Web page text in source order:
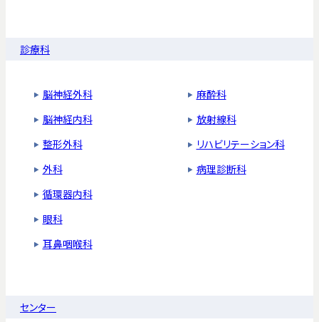
診療科
脳神経外科
脳神経内科
整形外科
外科
循環器内科
眼科
耳鼻咽喉科
麻酔科
放射線科
リハビリテーション科
病理診断科
センター